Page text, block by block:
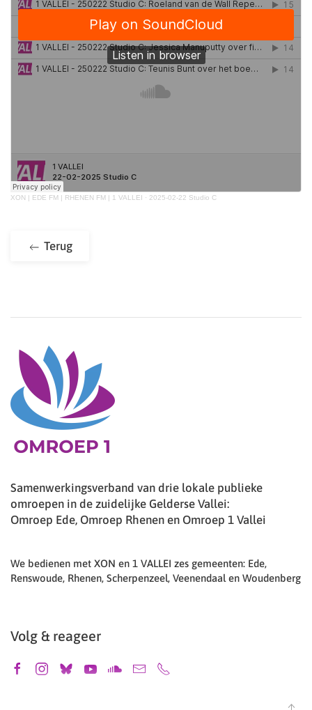
XON | EDE FM | RHENEN FM | 1 VALLEI · 2025-02-22 Studio C
Terug
Samenwerkingsverband van drie lokale publieke
omroepen in de zuidelijke Gelderse Vallei:
Omroep Ede, Omroep Rhenen en Omroep 1 Vallei
We bedienen met XON en 1 VALLEI zes gemeenten: Ede,
Renswoude, Rhenen, Scherpenzeel, Veenendaal en Woudenberg
Volg & reageer